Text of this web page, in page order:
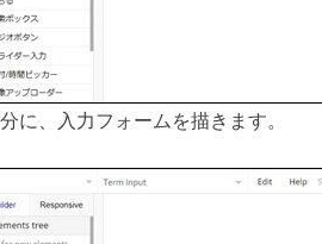
に、入力フォームを描きます。